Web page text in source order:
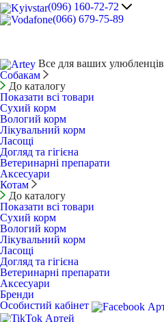
(096) 160-72-72
(066) 679-75-89
Все для ваших улюбленців
Собакам
До каталогу
Показати всі товари
Сухий корм
Вологий корм
Лікувальний корм
Ласощі
Догляд та гігієна
Ветеринарні препарати
Аксесуари
Котам
До каталогу
Показати всі товари
Сухий корм
Вологий корм
Лікувальний корм
Ласощі
Догляд та гігієна
Ветеринарні препарати
Аксесуари
Бренди
Особистий кабінет